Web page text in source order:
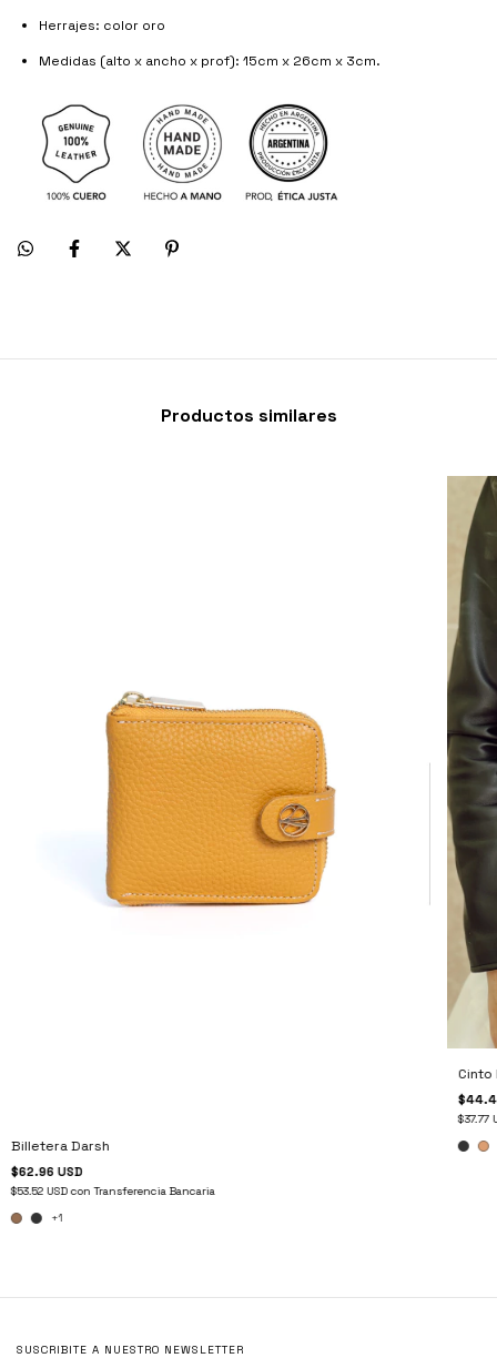
Herrajes: color oro
Medidas (alto x ancho x prof): 15cm x 26cm x 3cm.
Productos similares
Billetera Darsh
$62.96 USD
$53.52 USDcon Transferencia Bancaria
+1
Cinto
$37.77
SUSCRIBITE A NUESTRO NEWSLETTER